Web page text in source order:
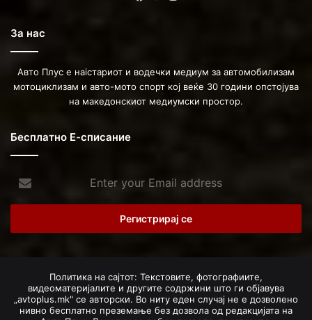
За нас
Авто Плус е наістариот и водечки медиум за автомобилизам
мотоциклизам и авто-мото спорт кој веќе 30 години опстојува
на македонскиот медиумски простор.
Бесплатно Е-списание
Enter
your
Email
Политика на сајтот: Текстовите, фотографиите,
видеоматеријалите и другите содржини што ги објавува
„avtoplus.mk" се авторски. Во ниту еден случај не е дозволено
нивно бесплатно преземање без дозвола од редакцијата на